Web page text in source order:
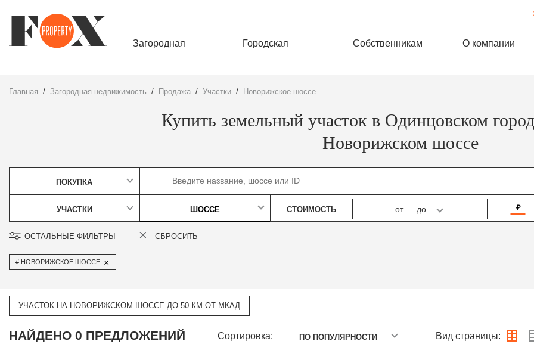
Загородная Городская Собственникам О компании
Главная Загородная недвижимость Продажа участки Новорижское шоссе
Купить земельный участок в Одинцовском
Новорижском шоссе
ПОКУПКА
УЧАСТКИ ШОССЕ СТОИМОСТЬ от—до ₽
ОСТАЛЬНЫЕ ФИЛЬТРЫ СБРОСИТЬ
НОВОРИЖСКОЕ ШОССЕ ×
УЧАСТОК НА НОВОРИЖСКОМ ШОССЕ ДО 50 КМ ОТ МКАД
НАЙДЕНО 0 ПРЕДЛОЖЕНИЙ Сортировка: ПО ПОПУЛЯРНОСТИ Вид страницы: